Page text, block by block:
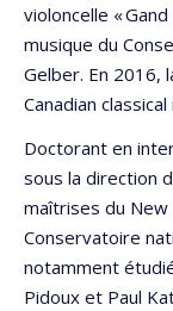
violoncelle «
musique du
Gelber. En 2016,
Canadian
Doctorant en
sous la direction
maîtrises du
Conservatoire
notamment
Pidoux et Paul